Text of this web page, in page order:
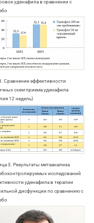
уденафила в сравнении с
Сравнение эффективности
схем приема уденафила
12 недель)
3. Результаты метаанализа
исследований
уденафила в терапии
дисфункции по сравнению с